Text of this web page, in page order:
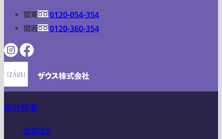
関東
0120-054-354
関西
0120-360-354
会社概要
経営理念